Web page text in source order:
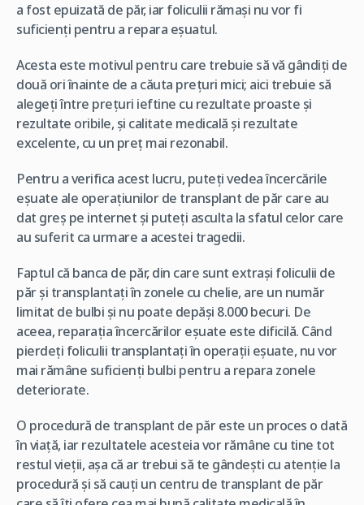
a fost epuizată de păr, iar foliculii rămași nu vor fi
suficienți pentru a repara eșuatul.
Acesta este motivul pentru care trebuie să vă gândiți de
două ori înainte de a căuta prețuri mici; aici trebuie să
alegeți între prețuri ieftine cu rezultate proaste și
rezultate oribile, și calitate medicală și rezultate
excelente, cu un preț mai rezonabil.
Pentru a verifica acest lucru, puteți vedea încercările
eșuate ale operațiunilor de transplant de păr care au
dat greș pe internet și puteți asculta la sfatul celor care
au suferit ca urmare a acestei tragedii.
Faptul că banca de păr, din care sunt extrași foliculii de
păr și transplantați în zonele cu chelie, are un număr
limitat de bulbi și nu poate depăși 8.000 becuri. De
aceea, reparația încercărilor eșuate este dificilă. Când
pierdeți foliculii transplantați în operații eșuate, nu vor
mai rămâne suficienți bulbi pentru a repara zonele
deteriorate.
O procedură de transplant de păr este un proces o dată
în viață, iar rezultatele acesteia vor rămâne cu tine tot
restul vieții, așa că ar trebui să te gândești cu atenție la
procedură și să cauți un centru de transplant de păr